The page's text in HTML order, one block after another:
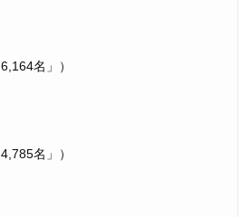
6,164名 ）
4,785名 ）